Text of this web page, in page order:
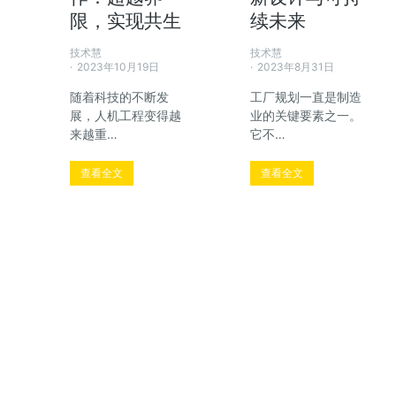
限，实现共生
技术慧
2023年10月19日
随着科技的不断发
展，人机工程变得越
来越重…
查看全文
续未来
技术慧
2023年8月31日
工厂规划一直是制造
业的关键要素之一。
它不…
查看全文